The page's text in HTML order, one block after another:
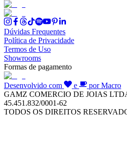
Dúvidas Frequentes
Política de Privacidade
Termos de Uso
Showrooms
Formas de pagamento
Desenvolvido com e
por Macro
GAMZ COMERCIO DE JOIAS
45.451.832/0001-62
TODOS OS DIREITOS